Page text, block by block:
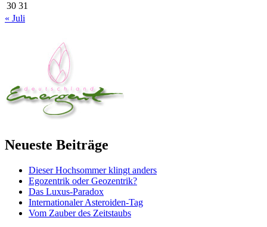
30 31
« Juli
Neueste Beiträge
Dieser Hochsommer klingt anders
Egozentrik oder Geozentrik?
Das Luxus-Paradox
Internationaler Asteroiden-Tag
Vom Zauber des Zeitstaubs